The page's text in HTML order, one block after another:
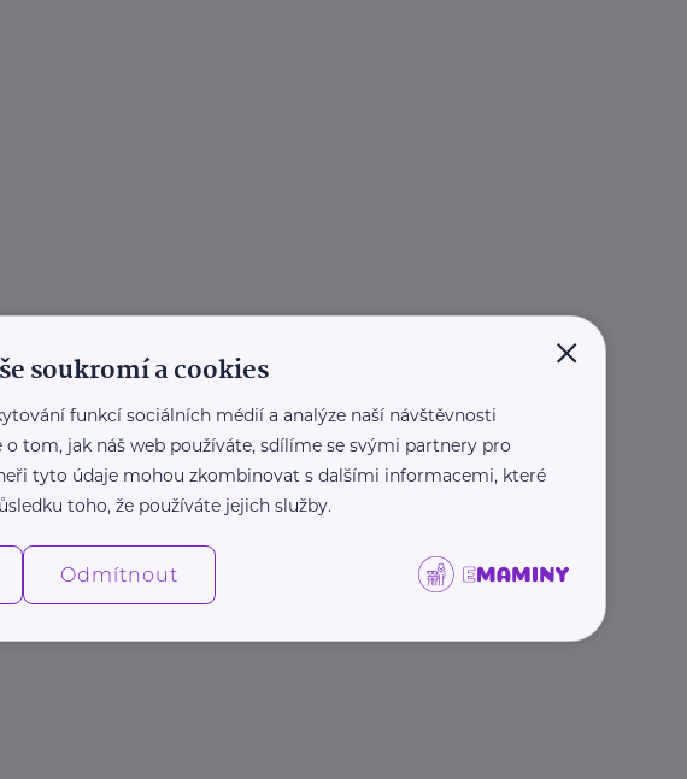
×
soukromí a cookies
funkcí sociálních médií a analýze naší návštěvnosti
o tom, jak náš web používáte, sdílíme se svými partnery pro
tyto údaje mohou zkombinovat s dalšími informacemi, které
toho, že používáte jejich služby.
Odmítnout